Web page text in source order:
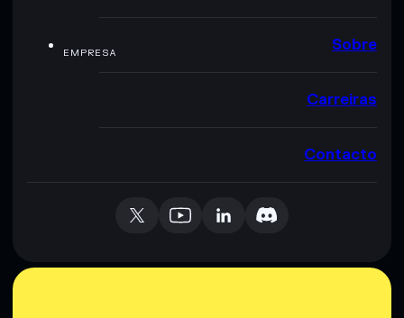
EMPRESA Sobre
Carreiras
Contacto